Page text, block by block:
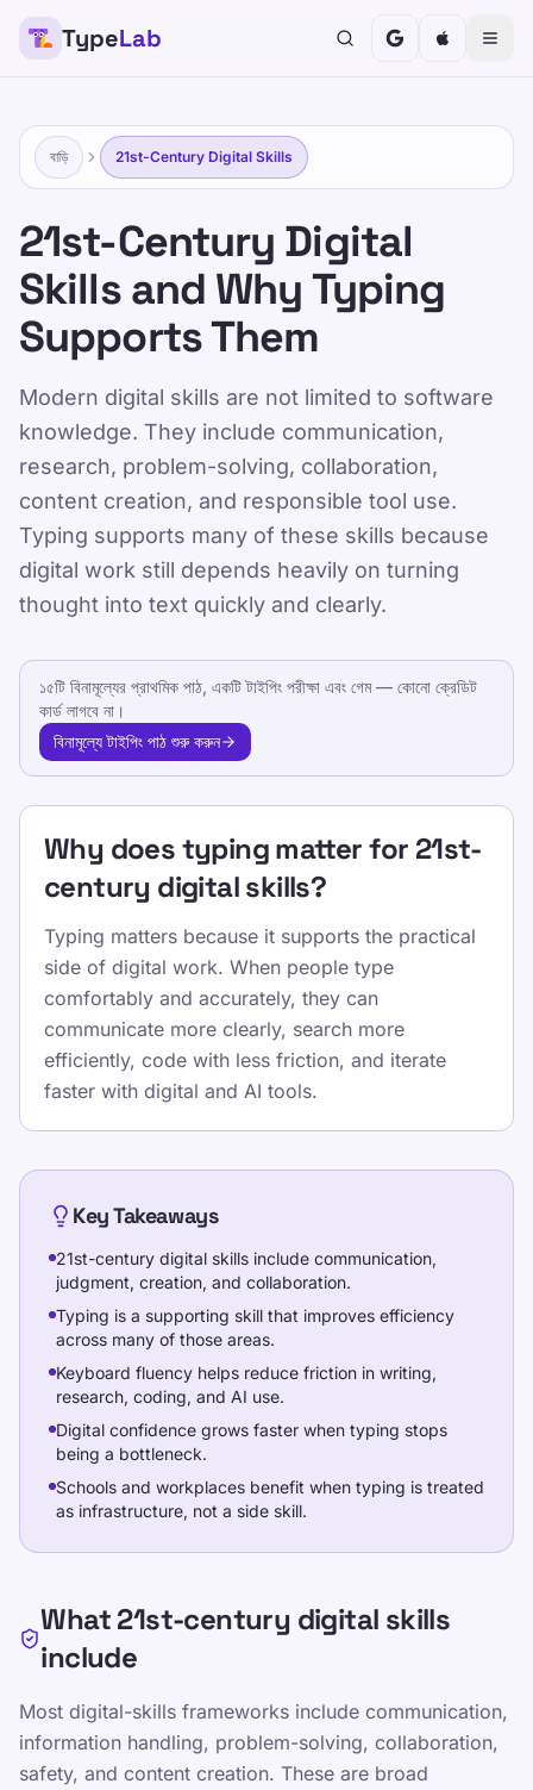
করুন। আমাদের কাঠামোগত এবং কৌতুকপূর্ণ পদ্ধতির সাথে আপনার নিজস্ব
গতিতে শিখুন।
প্রশিক্ষণ নিজেকে পরীক্ষা করুন
বাড়ি 21st-Century Digital Skills for School and Work
BN
21st-Century Digital
Skills for School and
Work
Published 2025-01-15
Updated 2026-07-08
Learn the digital skills that matter in school
and work, from communication and
information literacy to touch typing, editing,
This page connects major skills frameworks
to the keyboard-based tasks learners actually
perform in school, study, and professional
settings.
TypeLab ব্যবহার করে প্রথম কীগুলোতে আত্মবিশ্বাস তৈরি করে
ধাপে ধাপে দৈনন্দিন টাচ টাইপিং অভ্যাস গড়ে তুলুন। কাঠামোবদ্ধ
লেসন, বারবার করা যায় এমন টেস্ট, আর গেমভিত্তিক প্র্যাকটিস
আপনার গতি ও নির্ভুলতা দুটোই স্থিরভাবে উন্নত করে।
Pick one clear goal for today, go slowly
অনুশীলন করে WPM ও একুরেসি বাড়ান।
প্রশিক্ষণ
নিজেকে পরীক্ষা করুন
creation
Information judgment, problem solving,
and digital safety
Touch typing as an enabling input skill
TypeLab
বাড়ি 21st-Century Digital Skills
21st-Century Digital
Skills and Why Typing
Supports Them
Modern digital skills are not limited to software
knowledge. They include communication,
research, problem-solving, collaboration,
content creation, and responsible tool use.
Typing supports many of these skills because
digital work still depends heavily on turning
thought into text quickly and clearly.
১৫টি বিনামূল্যের প্রাথমিক পাঠ, একটি টাইপিং পরীক্ষা এবং গেম — কোনো ক্রেডিট
কার্ড লাগবে না।
বিনামূল্যে টাইপিং পাঠ শুরু করুন
Why does typing matter for 21st-
century digital skills?
Typing matters because it supports the practical
side of digital work. When people type
comfortably and accurately, they can
communicate more clearly, search more
efficiently, code with less friction, and iterate
faster with digital and AI tools.
Key Takeaways
21st-century digital skills include communication,
judgment, creation, and collaboration.
Typing is a supporting skill that improves efficiency
across many of those areas.
Keyboard fluency helps reduce friction in writing,
research, coding, and AI use.
Digital confidence grows faster when typing stops
being a bottleneck.
Schools and workplaces benefit when typing is treated
as infrastructure, not a side skill.
What 21st-century digital skills
include
Most digital-skills frameworks include communication,
information handling, problem-solving, collaboration,
safety, and content creation. These are broad